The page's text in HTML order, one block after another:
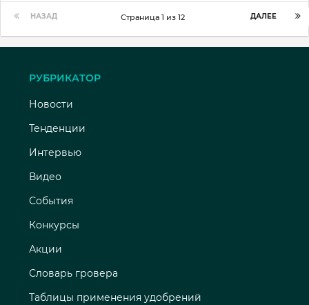
НАЗАД ДАЛЕЕ
Страница 1 из 12
РУБРИКАТОР
Новости
Тенденции
Интервью
Видео
События
Конкурсы
Акции
Словарь гровера
Таблицы применения удобрений